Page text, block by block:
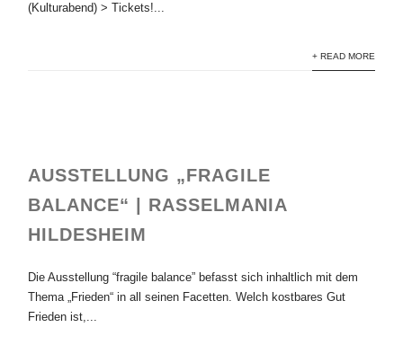
(Kulturabend) > Tickets!...
+ READ MORE
AUSSTELLUNG „FRAGILE
BALANCE“ | RASSELMANIA
HILDESHEIM
Die Ausstellung “fragile balance” befasst sich inhaltlich mit dem
Thema „Frieden“ in all seinen Facetten. Welch kostbares Gut
Frieden ist,...